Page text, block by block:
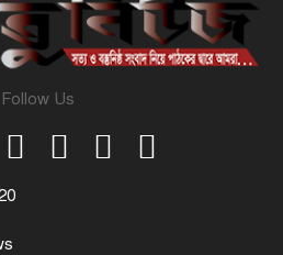
Follow Us